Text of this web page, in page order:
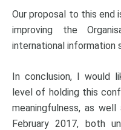
Our proposal to this end
improving the
international information
In conclusion, I would
level of holding this
meaningfulness, as
February 2017, both